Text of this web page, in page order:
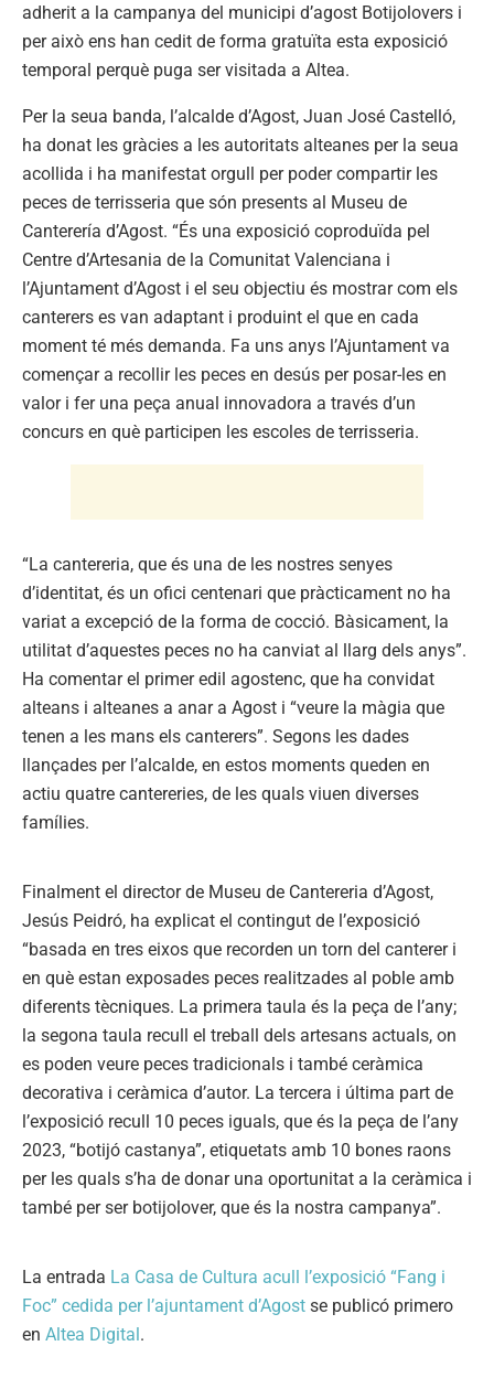
adherit a la campanya del municipi d’agost Botijolovers i
per això ens han cedit de forma gratuïta esta exposició
temporal perquè puga ser visitada a Altea.
Per la seua banda, l’alcalde d’Agost, Juan José Castelló,
ha donat les gràcies a les autoritats alteanes per la seua
acollida i ha manifestat orgull per poder compartir les
peces de terrisseria que són presents al Museu de
Canterería d’Agost. “És una exposició coproduïda pel
Centre d’Artesania de la Comunitat Valenciana i
l’Ajuntament d’Agost i el seu objectiu és mostrar com els
canterers es van adaptant i produint el que en cada
moment té més demanda. Fa uns anys l’Ajuntament va
començar a recollir les peces en desús per posar-les en
valor i fer una peça anual innovadora a través d’un
concurs en què participen les escoles de terrisseria.
“La cantereria, que és una de les nostres senyes
d’identitat, és un ofici centenari que pràcticament no ha
variat a excepció de la forma de cocció. Bàsicament, la
utilitat d’aquestes peces no ha canviat al llarg dels anys”.
Ha comentar el primer edil agostenc, que ha convidat
alteans i alteanes a anar a Agost i “veure la màgia que
tenen a les mans els canterers”. Segons les dades
llançades per l’alcalde, en estos moments queden en
actiu quatre cantereries, de les quals viuen diverses
famílies.
Finalment el director de Museu de Cantereria d’Agost,
Jesús Peidró, ha explicat el contingut de l’exposició
“basada en tres eixos que recorden un torn del canterer i
en què estan exposades peces realitzades al poble amb
diferents tècniques. La primera taula és la peça de l’any;
la segona taula recull el treball dels artesans actuals, on
es poden veure peces tradicionals i també ceràmica
decorativa i ceràmica d’autor. La tercera i última part de
l’exposició recull 10 peces iguals, que és la peça de l’any
2023, “botijó castanya”, etiquetats amb 10 bones raons
per les quals s’ha de donar una oportunitat a la ceràmica i
també per ser botijolover, que és la nostra campanya”.
La entrada La Casa de Cultura acull l’exposició “Fang i
Foc” cedida per l’ajuntament d’Agost se publicó primero
en Altea Digital.